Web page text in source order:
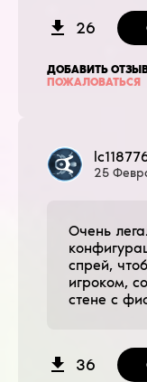
26
ДОБАВИТЬ
ПОЖАЛОВАТЬСЯ
25
Очень
спрей,
игроком,
стене с
36